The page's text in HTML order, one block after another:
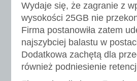
Wydaje się, że zagranie z
wysokości 25GB nie
Firma postanowiła zatem
najszybciej balastu w
Dodatkowa zachętą dla
również podniesienie